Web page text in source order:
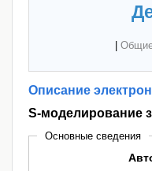
Описание
S-моделирование
Основные сведения